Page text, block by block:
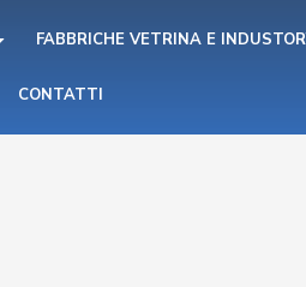
FABBRICHE VETRINA E
CONTATTI